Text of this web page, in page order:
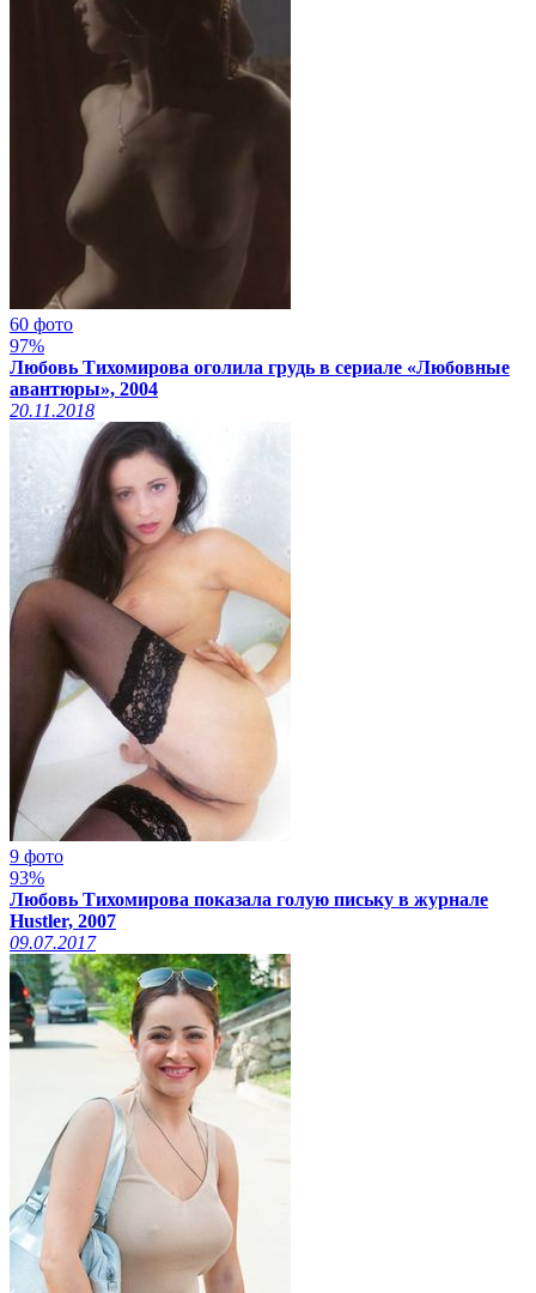
60 фото
97%
Любовь Тихомирова оголила грудь в сериале «Любовные
авантюры», 2004
20.11.2018
9 фото
93%
Любовь Тихомирова показала голую письку в журнале
Hustler, 2007
09.07.2017